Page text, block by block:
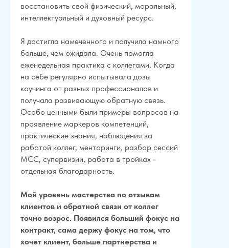
восстановить свой физический, моральный,
интеллектуальный и духовный ресурс.
Я достигла намеченного и получила намного
больше, чем ожидала. Очень помогла
еженедельная практика с коллегами. Когда
на себе регулярно испытывала дозы
коучинга от разных профессионалов и
получала развивающую обратную связь.
Особо ценными были примеры вопросов на
проявление маркеров компетенций,
практические знания, наблюдения за
работой коллег, менторинги, разбор сессий
MCC, супервизии, работа в тройках -
отдельная благодарность.
Мой уровень мастерства по отзывам
клиентов и обратной связи от коллег
точно возрос. Появился больший фокус на
контракт, сама держу фокус на том, что
хочет клиент, больше партнерства и